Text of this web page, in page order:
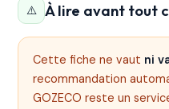
⚠️ À lire avant tout
Cette fiche ne vaut ni
recommandation
GOZECO reste un